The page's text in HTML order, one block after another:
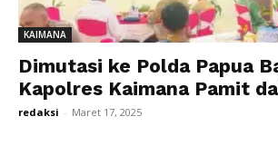
KAIMANA
Dimutasi ke Polda Papua
Kapolres Kaimana Pamit
redaksi - Maret 17, 2025